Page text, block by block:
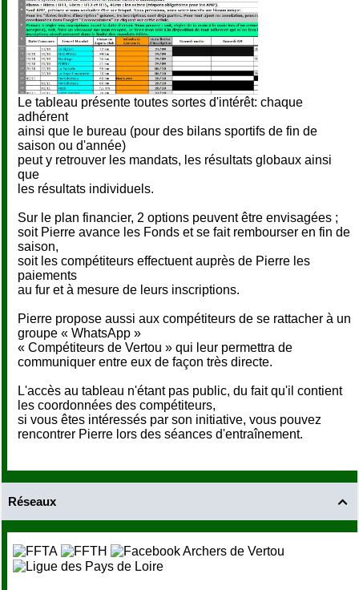
Le tableau présente toutes sortes d'intérêt: chaque
adhérent
ainsi que le bureau (pour des bilans sportifs de fin de
saison ou d'année)
peut y retrouver les mandats, les résultats globaux ainsi
que
les résultats individuels.
Sur le plan financier, 2 options peuvent être envisagées ;
soit Pierre avance les Fonds et se fait rembourser en fin de
saison,
soit les compétiteurs effectuent auprès de Pierre les
paiements
au fur et à mesure de leurs inscriptions.
Pierre propose aussi aux compétiteurs de se rattacher à un
groupe « WhatsApp »
« Compétiteurs de Vertou » qui leur permettra de
communiquer entre eux de façon très directe.
L'accès au tableau n'étant pas public, du fait qu'il contient
les coordonnées des compétiteurs,
si vous êtes intéressés par son initiative, vous pouvez
rencontrer Pierre lors des séances d'entraînement.

Réseaux